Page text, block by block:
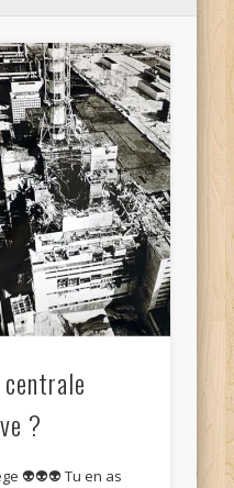
?
👽👽👽 Tu en as